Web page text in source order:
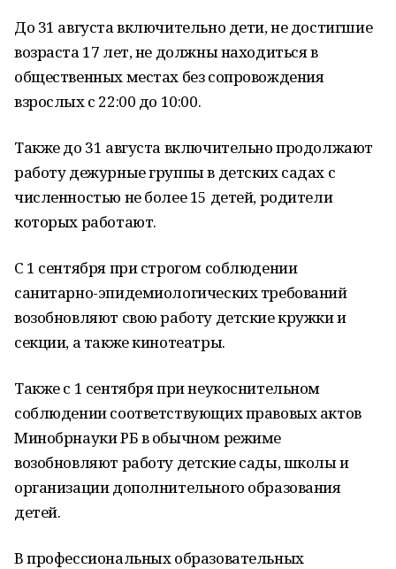
До 31 августа включительно дети, не достигшие
возраста 17 лет, не должны находиться в
общественных местах без сопровождения
взрослых с 22:00 до 10:00.
Также до 31 августа включительно продолжают
работу дежурные группы в детских садах с
численностью не более 15 детей, родители
которых работают.
С 1 сентября при строгом соблюдении
санитарно-эпидемиологических требований
возобновляют свою работу детские кружки и
секции, а также кинотеатры.
Также с 1 сентября при неукоснительном
соблюдении соответствующих правовых актов
Минобрнауки РБ в обычном режиме
возобновляют работу детские сады, школы и
организации дополнительного образования
детей.
В профессиональных образовательных